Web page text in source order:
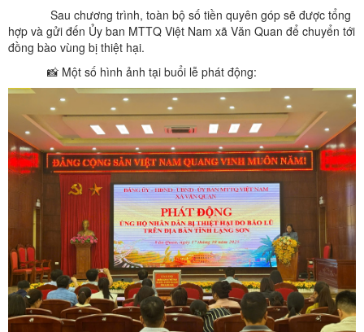
Sau chương trình, toàn bộ số tiền quyên góp sẽ được tổng
hợp và gửi đến Ủy ban MTTQ Việt Nam xã Văn Quan để chuyển tới
đồng bào vùng bị thiệt hại.
📸 Một số hình ảnh tại buổi lễ phát động: